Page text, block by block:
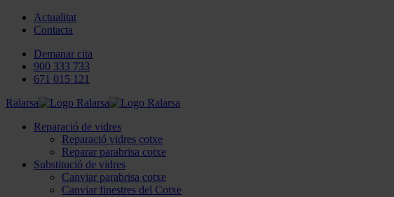
Actualitat
Contacta
Demanar cita
900 333 733
671 015 121
Ralarsa
Reparació de vidres
Reparació vidres cotxe
Reparar parabrisa cotxe
Substitució de vidres
Canviar parabrisa cotxe
Canviar finestres del Cotxe